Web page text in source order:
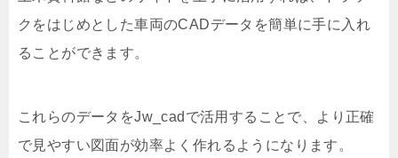
クをはじめとした車両のCADデータを簡単に手に入れ
ることができます。
これらのデータをJw_cadで活用することで、より正確
で見やすい図面が効率よく作れるようになります。